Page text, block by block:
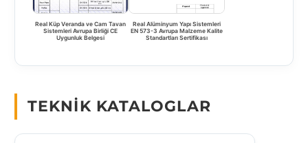
Real Küp Veranda ve Cam Tavan
Sistemleri Avrupa Birliği CE
Uygunluk Belgesi
Real Alüminyum Yapı Sistemleri
EN 573-3 Avrupa Malzeme Kalite
Standartları Sertifikası
TEKNIK KATALOGLAR